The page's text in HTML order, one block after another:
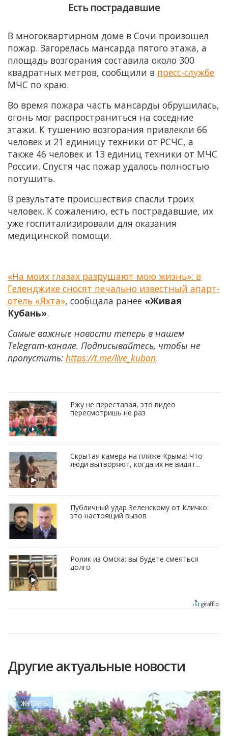
Есть пострадавшие
В многоквартирном доме в Сочи произошел
пожар. Загорелась мансарда пятого этажа, а
площадь возгорания составила около 300
квадратных метров, сообщили в пресс-службе
МЧС по краю.
Во время пожара часть мансарды обрушилась,
огонь мог распространиться на соседние
этажи. К тушению возгорания привлекли 66
человек и 21 единицу техники от РСЧС, а
также 46 человек и 13 единиц техники от МЧС
России. Спустя час пожар удалось полностью
потушить.
В результате происшествия спасли троих
человек. К сожалению, есть пострадавшие, их
уже госпитализировали для оказания
медицинской помощи.
«На моих глазах разрушают мою жизнь»: в
Геленджике сносят печально известный апарт-
отель «Яхта», сообщала ранее «Живая
Кубань».
Самые важные новости теперь в нашем
Telegram-канале. Подписывайтесь, чтобы не
пропустить: https://t.me/live_kuban.
Ржу не переставая, это видео
пересмотришь не раз
Скрытая камера на пляже Крыма: Что
люди вытворяют, когда их не видят...
Публичный удар Зеленскому от Кличко:
это настоящий вызов
Ролик из Омска: вы будете смеяться
долго
Другие актуальные новости
ЖИЗНЬ